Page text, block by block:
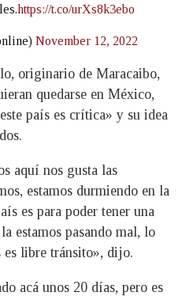
https://t.co/urXs8k3ebo
November 12, 2022
originario de Maracaibo,
quedarse en México,
país es crítica» y su idea
aquí nos gusta las
estamos durmiendo en la
es para poder tener una
estamos pasando mal, lo
es libre tránsito», dijo.
acá unos 20 días, pero es